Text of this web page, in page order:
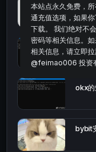
最便
统计
okx的
bybit
本站点永久免费，
通充值选项，如果
下载。 我们绝对不
密码等相关信息。
相关信息，请立即
@feimao006 投资